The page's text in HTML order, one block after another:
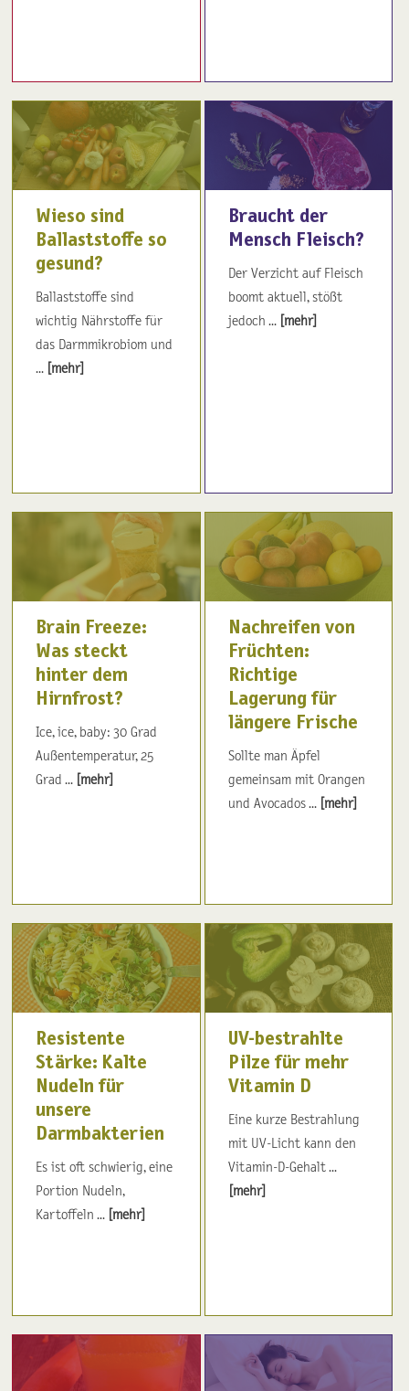
Wieso sind
Ballaststoffe so
gesund?
Ballaststoffe sind
wichtig Nährstoffe für
das Darmmikrobiom und
... [mehr]
Braucht der
Mensch Fleisch?
Der Verzicht auf Fleisch
boomt aktuell, stößt
jedoch ... [mehr]
Brain Freeze:
Was steckt
hinter dem
Hirnfrost?
Ice, ice, baby: 30 Grad
Außentemperatur, 25
Grad ... [mehr]
Nachreifen von
Früchten:
Richtige
Lagerung für
längere Frische
Sollte man Äpfel
gemeinsam mit Orangen
und Avocados ... [mehr]
Resistente
Stärke: Kalte
Nudeln für
unsere
Darmbakterien
Es ist oft schwierig, eine
Portion Nudeln,
Kartoffeln ... [mehr]
UV-bestrahlte
Pilze für mehr
Vitamin D
Eine kurze Bestrahlung
mit UV-Licht kann den
Vitamin-D-Gehalt ...
[mehr]